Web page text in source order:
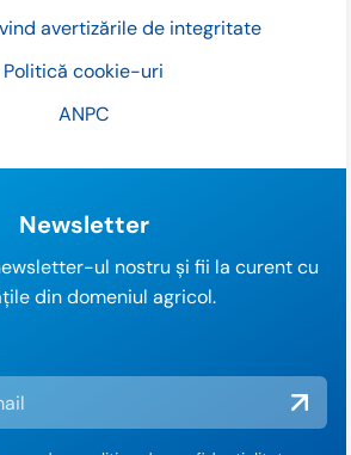
avertizările de integritate
Politică cookie-uri
ANPC
Newsletter
ul nostru și fii la curent cu
din domeniul agricol.